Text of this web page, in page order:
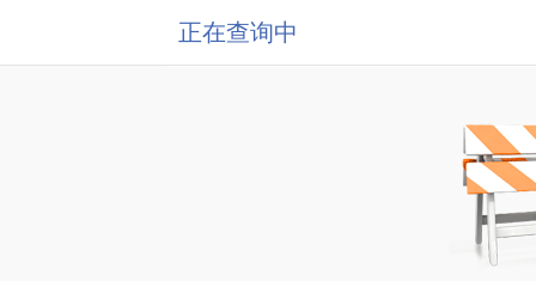
正在查询中